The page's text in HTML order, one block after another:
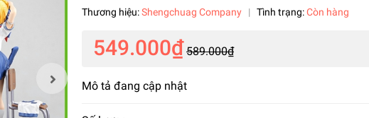
Thương hiệu:Shengchuag Company | Tình trạng:Còn hàng
549.000₫ 589.000₫
Mô tả đang cập nhật